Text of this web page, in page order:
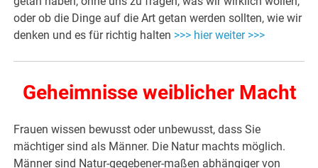
oder ob die Dinge auf die Art getan werden sollten, wie wir
denken und es für richtig halten >>> hier weiter >>>
Geheimnisse weiblicher Macht
Frauen wissen bewusst oder unbewusst, dass Sie
mächtiger sind als Männer. Die Natur machts möglich.
Männer sind Natur-gegebener-maßen abhängiger von